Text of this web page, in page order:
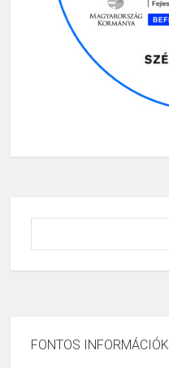
FONTOS INFORMÁCIÓK